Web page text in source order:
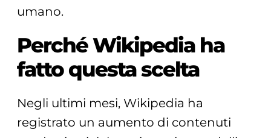
umano.
Perché Wikipedia ha
fatto questa scelta
Negli ultimi mesi, Wikipedia ha
registrato un aumento di contenuti